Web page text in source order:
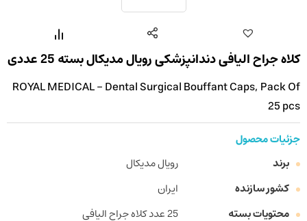
کلاه جراح الیافی دندانپزشکی رویال مدیکال بسته 25 عددی
ROYAL MEDICAL - Dental Surgical Bouffant Caps, Pack Of
25 pcs
جزئیات محصول
برند
رویال مدیکال
کشور سازنده
ایران
محتویات بسته
25 عدد کلاه جراح الیافی